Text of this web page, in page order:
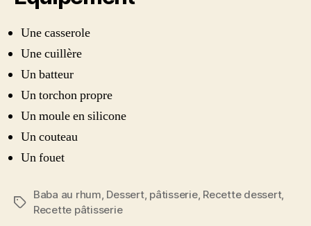
Une casserole
Une cuillère
Un batteur
Un torchon propre
Un moule en silicone
Un couteau
Un fouet
Étiquettes
Baba au rhum, Dessert, pâtisserie, Recette dessert,
Recette pâtisserie